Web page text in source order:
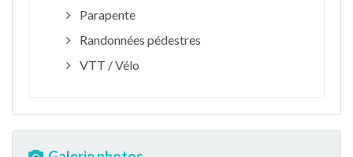
Parapente
Randonnées pédestres
VTT / Vélo